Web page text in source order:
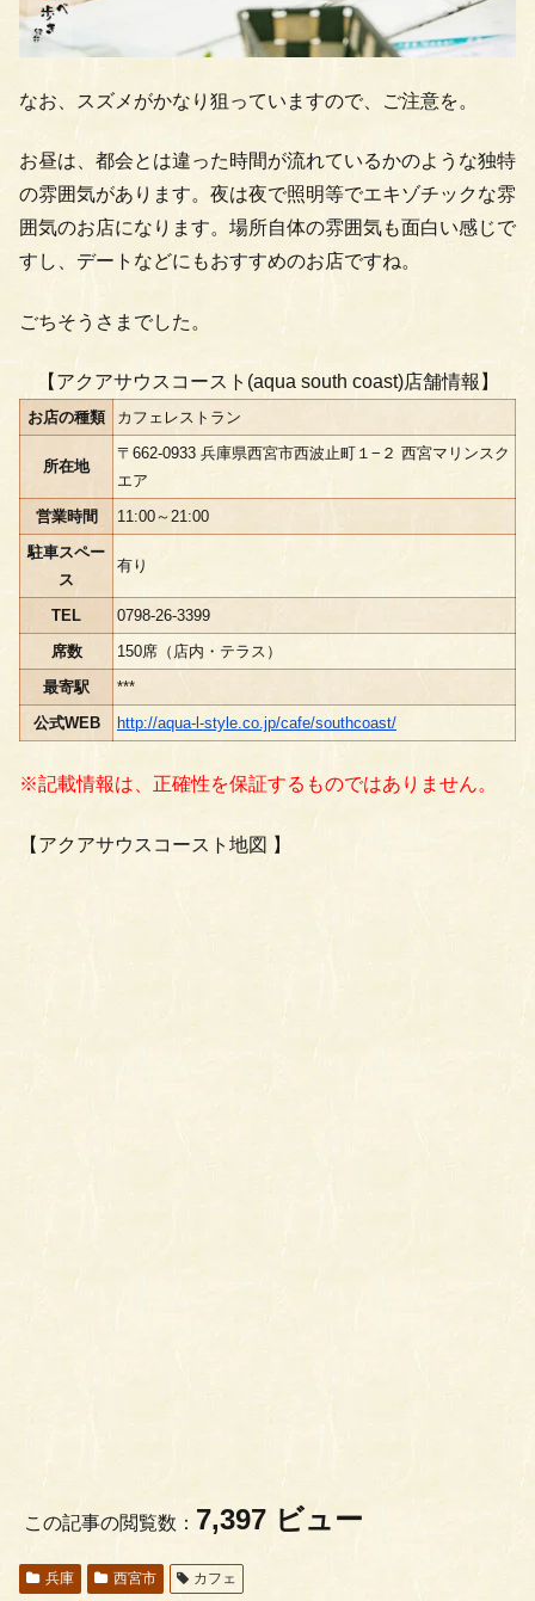
なお、スズメがかなり狙っていますので、ご注意を。
お昼は、都会とは違った時間が流れているかのような独特
の雰囲気があります。夜は夜で照明等でエキゾチックな雰
囲気のお店になります。場所自体の雰囲気も面白い感じで
すし、デートなどにもおすすめのお店ですね。
ごちそうさまでした。
【アクアサウスコースト(aqua south coast)店舗情報】
お店の種類 カフェレストラン
所在地
〒662-0933 兵庫県西宮市西波止町１−２ 西宮マリンスク
エア
営業時間
11:00～21:00
駐車スペー
ス
有り
TEL
0798-26-3399
席数
150席（店内・テラス）
最寄駅
***
公式WEB
http://aqua-l-style.co.jp/cafe/southcoast/
※記載情報は、正確性を保証するものではありません。
【アクアサウスコースト地図 】
この記事の閲覧数： 7,397 ビュー
兵庫 西宮市 カフェ